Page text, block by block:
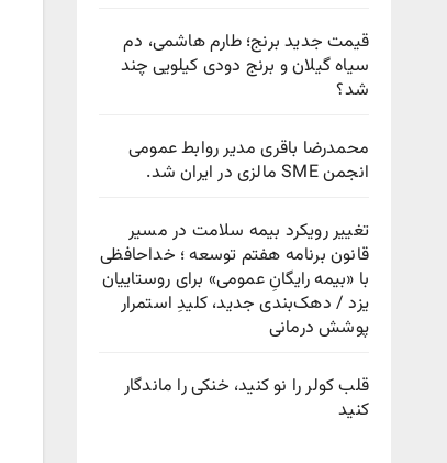
قیمت جدید برنج؛ طارم هاشمی، دم
سیاه گیلان و برنج دودی کیلویی چند
شد؟
محمدرضا باقری مدیر روابط عمومی
انجمن SME مالزی در ایران شد.
تغییر رویکرد بیمه سلامت در مسیر
قانون برنامه هفتم توسعه ؛ خداحافظی
با «بیمه رایگانِ عمومی» برای روستاییان
یزد / دهک‌بندی جدید، کلیدِ استمرار
پوشش درمانی
قلب کولر را نو کنید، خنکی را ماندگار
کنید